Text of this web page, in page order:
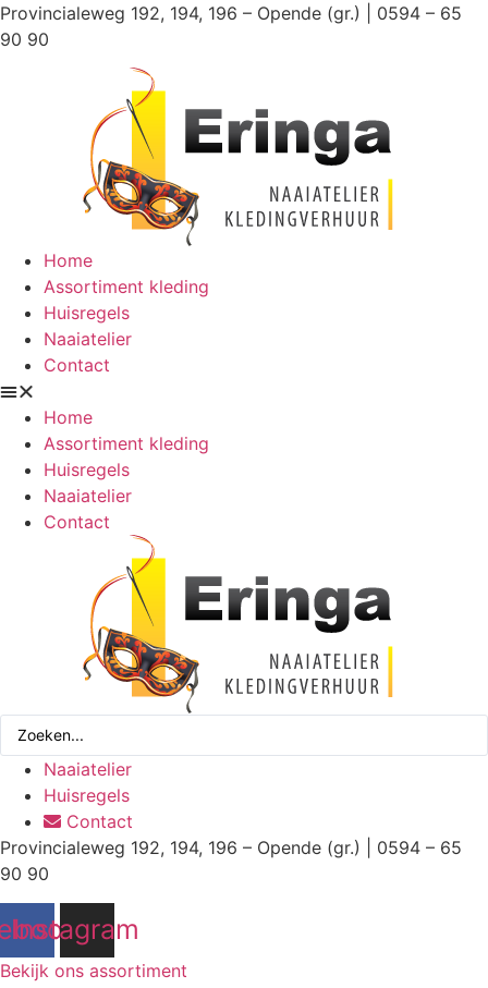
Ga
naar
Provincialeweg 192, 194, 196 – Opende (gr.) | 0594 – 65
90 90
Home
Assortiment kleding
Huisregels
Naaiatelier
Contact
Home
Assortiment kleding
Huisregels
Naaiatelier
Contact
Search
Naaiatelier
Huisregels
Contact
Provincialeweg 192, 194, 196 – Opende (gr.) | 0594 – 65
90 90
Instagram
Bekijk ons assortiment